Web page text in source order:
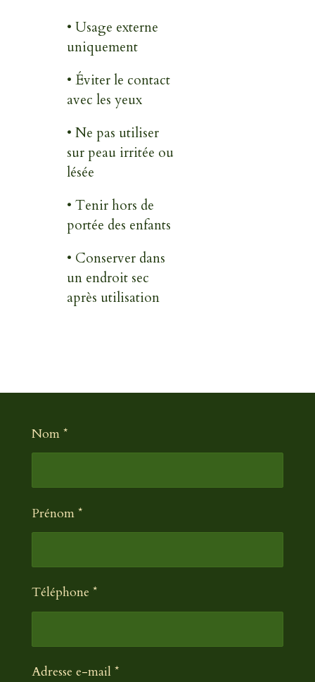
• Usage externe
uniquement
• Éviter le contact
avec les yeux
• Ne pas utiliser
sur peau irritée ou
lésée
• Tenir hors de
portée des enfants
• Conserver dans
un endroit sec
après utilisation
Nom *
Prénom *
Téléphone *
Adresse e-mail *